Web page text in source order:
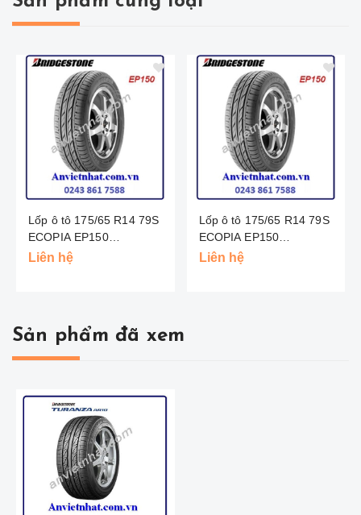
Lốp ô tô 175/65 R14 79S
ECOPIA EP150
BRIDGESTONE -THAI
Liên hệ
Lốp ô tô 175/65 R14 79S
ECOPIA EP150
BRIDGESTONE -INDO
Liên hệ
Sản phẩm đã xem